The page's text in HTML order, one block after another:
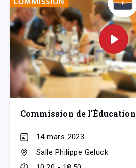
Commission de l'Éducation
14 mars 2023
Salle Philippe Geluck